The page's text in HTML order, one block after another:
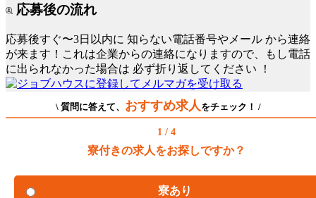
応募後の流れ
応募後すぐ〜3日以内に 知らない電話番号やメール から連絡
が来ます！これは企業からの連絡になりますので、もし電話
に出られなかった場合は 必ず折り返してください ！
\ 質問に答えて、 おすすめ求人 をチェック！ /
1 / 4
寮付きの求人をお探しですか？
寮あり